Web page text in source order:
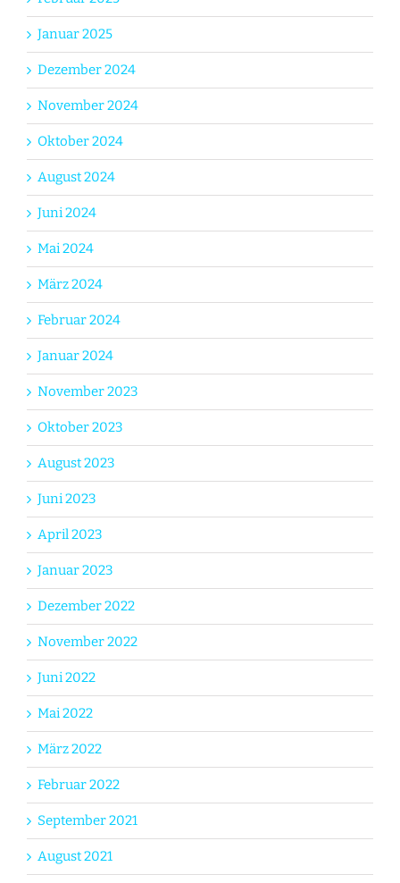
Januar 2025
Dezember 2024
November 2024
Oktober 2024
August 2024
Juni 2024
Mai 2024
März 2024
Februar 2024
Januar 2024
November 2023
Oktober 2023
August 2023
Juni 2023
April 2023
Januar 2023
Dezember 2022
November 2022
Juni 2022
Mai 2022
März 2022
Februar 2022
September 2021
August 2021